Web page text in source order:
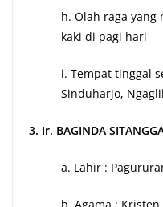
h. Olah raga yang
kaki di pagi hari
i. Tempat tinggal
Sinduharjo,
3. Ir. BAGINDA
a. Lahir :